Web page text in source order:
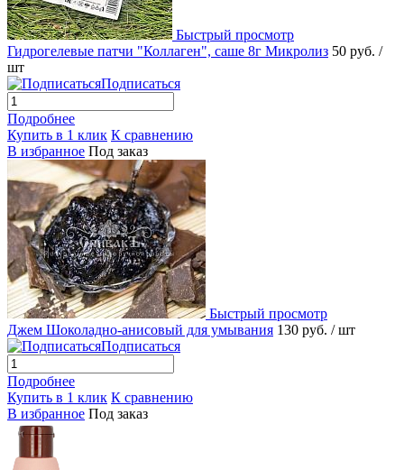
Быстрый просмотр
Гидрогелевые патчи "Коллаген", саше 8г Микролиз 50 руб. /
шт
Подписаться
Подробнее
Купить в 1 клик К сравнению
В избранное Под заказ
Быстрый просмотр
Джем Шоколадно-анисовый для умывания 130 руб. / шт
Подписаться
Подробнее
Купить в 1 клик К сравнению
В избранное Под заказ